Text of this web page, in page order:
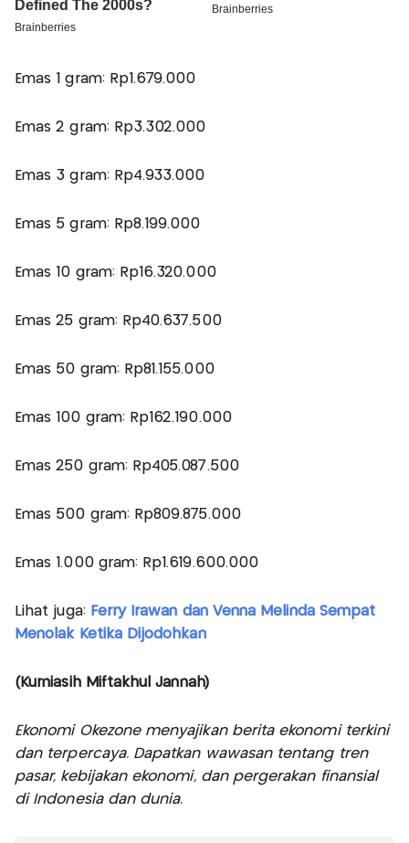
Emas 1 gram: Rp1.679.000
Emas 2 gram: Rp3.302.000
Emas 3 gram: Rp4.933.000
Emas 5 gram: Rp8.199.000
Emas 10 gram: Rp16.320.000
Emas 25 gram: Rp40.637.500
Emas 50 gram: Rp81.155.000
Emas 100 gram: Rp162.190.000
Emas 250 gram: Rp405.087.500
Emas 500 gram: Rp809.875.000
Emas 1.000 gram: Rp1.619.600.000
Lihat juga: Ferry Irawan dan Venna Melinda Sempat
Menolak Ketika Dijodohkan
(Kurniasih Miftakhul Jannah)
Ekonomi Okezone menyajikan berita ekonomi terkini
dan terpercaya. Dapatkan wawasan tentang tren
pasar, kebijakan ekonomi, dan pergerakan finansial
di Indonesia dan dunia.